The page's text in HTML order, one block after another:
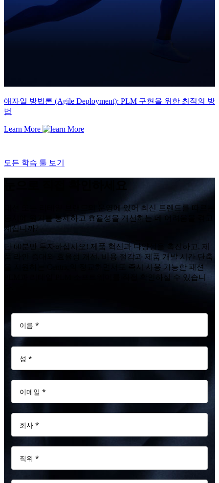
애자일 방법론 (Agile Deployment): PLM 구현을 위한 최적의 방
법
Learn More
모든 학습 툴 보기
패션 또는 리테일 브랜드의 운영에 있어 최신 트렌드를 따르는
동시에 원가를 통제하고 효율성을 개선하는 데 어려움을 겪고
계십니까?
단 60분만 투자하십시오! 제품 혁신과 다양성을 촉진하고, 제
품 라인 증대와 효율성 개선, 비용 절감과 제품 개발 시간 단축
을 지원하는 Centric의 정교하면서도 즉시 사용 가능한 패션
PLM과 리테일 PLM 소프트웨어를 직접 확인하실 수 있습니